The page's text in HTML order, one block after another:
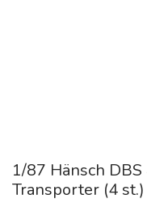
1/87 Hänsch
Transporter (4 st.)